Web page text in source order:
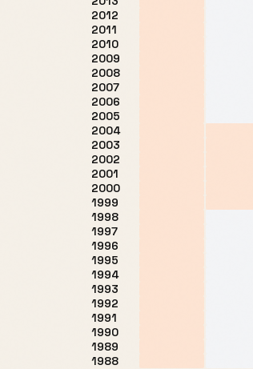
2012
2011
2010
2009
2008
2007
2006
2005
2004
2003
2002
2001
2000
1999
1998
1997
1996
1995
1994
1993
1992
1991
1990
1989
1988